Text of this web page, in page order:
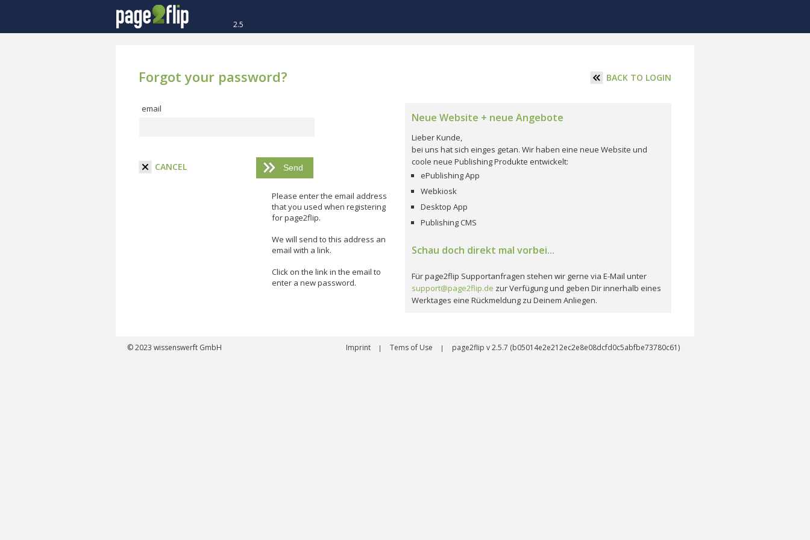
2.5
Forgot your password? BACK TO LOGIN
email
CANCEL
Please enter the email address
that you used when registering
for page2flip.
We will send to this address an
email with a link.
Click on the link in the email to
enter a new password.
Neue Website + neue Angebote
Lieber Kunde,
bei uns hat sich einges getan. Wir haben eine neue Website und
coole neue Publishing Produkte entwickelt:
ePublishing App
Webkiosk
Desktop App
Publishing CMS
Schau doch direkt mal vorbei...
Für page2flip Supportanfragen stehen wir gerne via E-Mail unter
support@page2flip.de zur Verfügung und geben Dir innerhalb eines
Werktages eine Rückmeldung zu Deinem Anliegen.
Imprint | Tems of Use | page2flip v 2.5.7 (b05014e2e212ec2e8e08dcfd0c5abfbe73780c61)
© 2023 wissenswerft GmbH